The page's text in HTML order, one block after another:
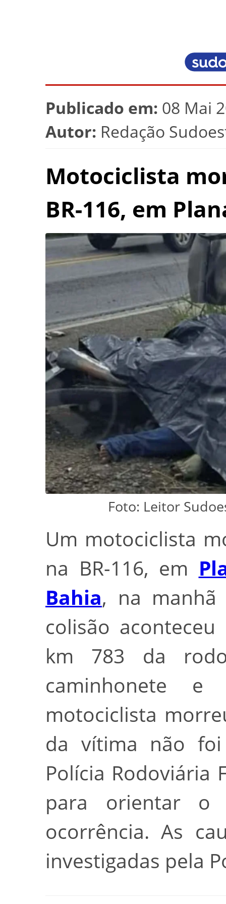
Publicado em: 08 Mai
Autor: Redação
Motociclista
BR-116, em
Foto: Leitor
Um motociclista
na BR-116, em
Bahia, na manhã
colisão
km 783 da
caminhonete
motociclista
da vítima não foi
Polícia Rodoviária
para orientar o
ocorrência. As
investigadas pela